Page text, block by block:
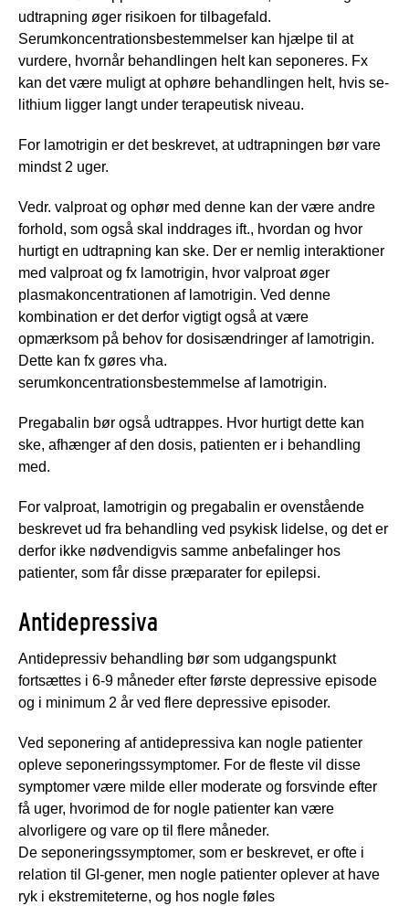
udtrapning øger risikoen for tilbagefald.
Serumkoncentrationsbestemmelser kan hjælpe til at
vurdere, hvornår behandlingen helt kan seponeres. Fx
kan det være muligt at ophøre behandlingen helt, hvis se-
lithium ligger langt under terapeutisk niveau.
For lamotrigin er det beskrevet, at udtrapningen bør vare
mindst 2 uger.
Vedr. valproat og ophør med denne kan der være andre
forhold, som også skal inddrages ift., hvordan og hvor
hurtigt en udtrapning kan ske. Der er nemlig interaktioner
med valproat og fx lamotrigin, hvor valproat øger
plasmakoncentrationen af lamotrigin. Ved denne
kombination er det derfor vigtigt også at være
opmærksom på behov for dosisændringer af lamotrigin.
Dette kan fx gøres vha.
serumkoncentrationsbestemmelse af lamotrigin.
Pregabalin bør også udtrappes. Hvor hurtigt dette kan
ske, afhænger af den dosis, patienten er i behandling
med.
For valproat, lamotrigin og pregabalin er ovenstående
beskrevet ud fra behandling ved psykisk lidelse, og det er
derfor ikke nødvendigvis samme anbefalinger hos
patienter, som får disse præparater for epilepsi.
Antidepressiva
Antidepressiv behandling bør som udgangspunkt
fortsættes i 6-9 måneder efter første depressive episode
og i minimum 2 år ved flere depressive episoder.
Ved seponering af antidepressiva kan nogle patienter
opleve seponeringssymptomer. For de fleste vil disse
symptomer være milde eller moderate og forsvinde efter
få uger, hvorimod de for nogle patienter kan være
alvorligere og vare op til flere måneder.
De seponeringssymptomer, som er beskrevet, er ofte i
relation til GI-gener, men nogle patienter oplever at have
ryk i ekstremiteterne, og hos nogle føles